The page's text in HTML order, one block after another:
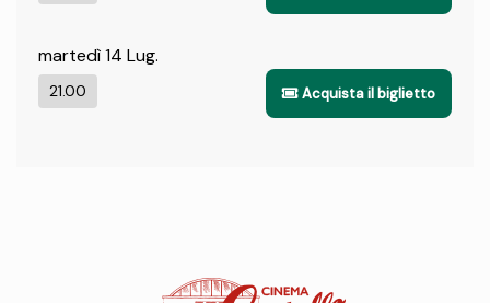
martedì 14 Lug.
Acquista il biglietto
21.00